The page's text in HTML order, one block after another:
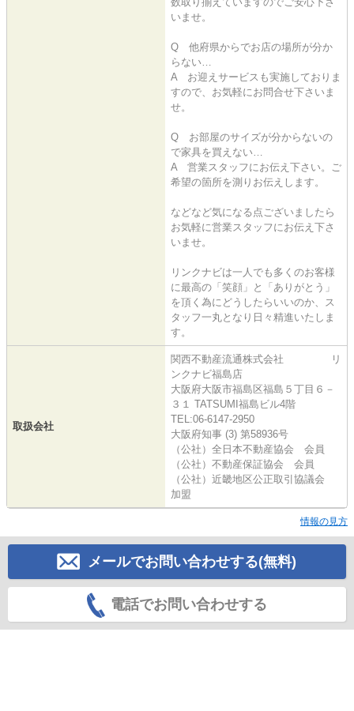
いませ。
Q 他府県からでお店の場所が分か
らない…
A お迎えサービスも実施しておりま
すので、お気軽にお問合せ下さいま
せ。
Q お部屋のサイズが分からないの
で家具を買えない…
A 営業スタッフにお伝え下さい。ご
希望の箇所を測りお伝えします。
などなど気になる点ございましたら
お気軽に営業スタッフにお伝え下さ
いませ。
リンクナビは一人でも多くのお客様
に最高の「笑顔」と「ありがとう」
を頂く為にどうしたらいいのか、ス
タッフ一丸となり日々精進いたしま
す。
取扱会社
関西不動産流通株式会社 リ
ンクナビ福島店
大阪府大阪市福島区福島５丁目６－
３１ TATSUMI福島ビル4階
TEL:06-6147-2950
大阪府知事 (3) 第58936号
（公社）全日本不動産協会 会員
（公社）不動産保証協会 会員
（公社）近畿地区公正取引協議会
加盟
情報の見方
メールでお問い合わせする(無料)
電話でお問い合わせする